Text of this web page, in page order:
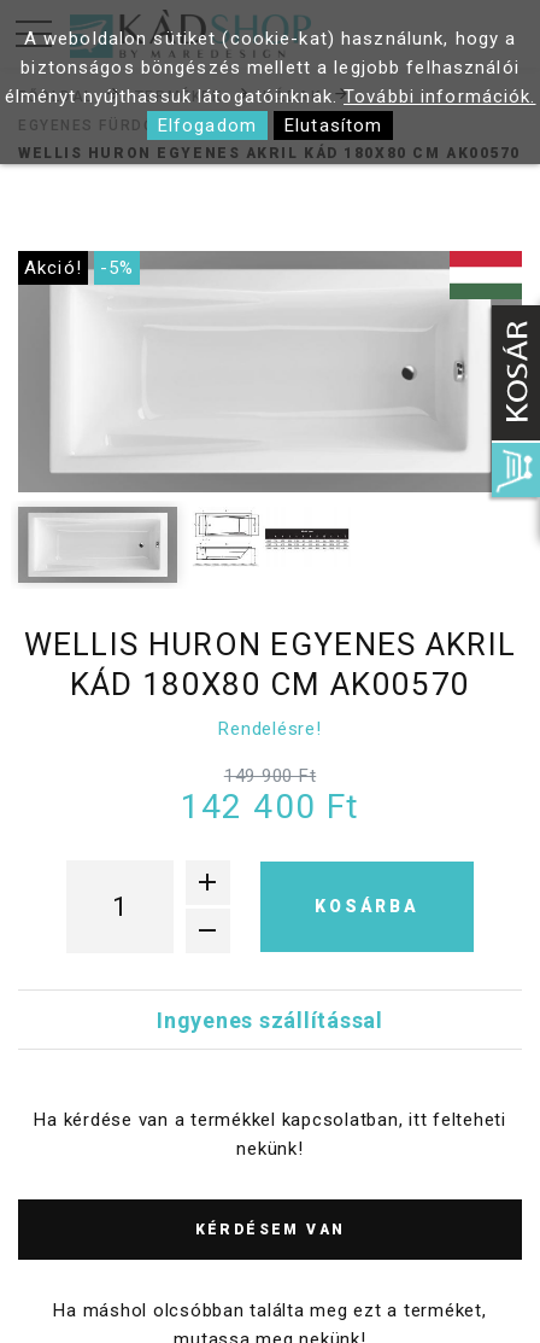
FŐOLDAL TERMÉKEK
KÁDAK
EGYENES FÜRDŐKÁDAK
WELLIS HURON EGYENES AKRIL KÁD 180X80 CM AK00570
Akció! -5%
WELLIS HURON EGYENES AKRIL
KÁD 180X80 CM AK00570
Rendelésre!
149 900 Ft
142 400 Ft
KOSÁRBA
Ingyenes szállítással
Ha kérdése van a termékkel kapcsolatban, itt felteheti
nekünk!
KÉRDÉSEM VAN
Ha máshol olcsóbban találta meg ezt a terméket,
A weboldalon sütiket (cookie-kat) használunk, hogy a
biztonságos böngészés mellett a legjobb felhasználói
élményt nyújthassuk látogatóinknak.További információk.
Elfogadom
Elutasítom